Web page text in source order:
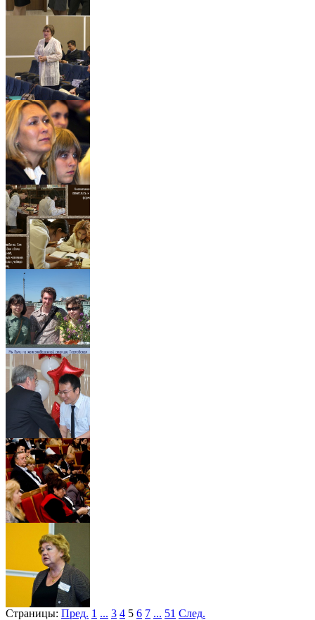
Страницы: Пред. 1 ... 3 4 5 6 7 ... 51 След.